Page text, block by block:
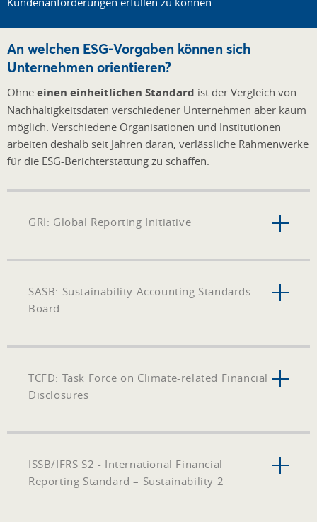
An welchen ESG-Vorgaben können sich
Unternehmen orientieren?
Ohne einen einheitlichen Standard ist der Vergleich von
Nachhaltigkeitsdaten verschiedener Unternehmen aber kaum
möglich. Verschiedene Organisationen und Institutionen
arbeiten deshalb seit Jahren daran, verlässliche Rahmenwerke
für die ESG-Berichterstattung zu schaffen.
GRI: Global Reporting Initiative
SASB: Sustainability Accounting Standards
Board
TCFD: Task Force on Climate-related Financial
Disclosures
ISSB/IFRS S2 - International Financial
Reporting Standard – Sustainability 2